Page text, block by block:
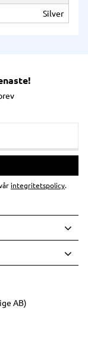
Silver
integritetspolicy.
AB)